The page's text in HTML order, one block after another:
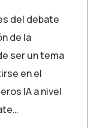
del debate
de la
ser un tema
en el
IA a nivel